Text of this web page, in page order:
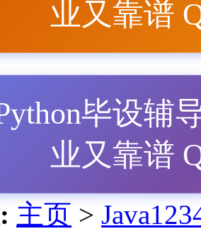
业又靠谱
毕设辅
业又靠谱
主页 >